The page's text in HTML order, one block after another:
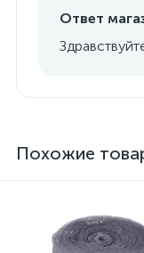
Ответ
Похожие